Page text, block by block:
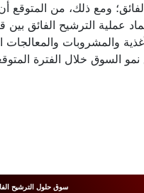
ومع ذلك، من المتوقع
عملية الترشيح الفائق
والمشروبات والمعالجات
السوق خلال الفترة
سوق حلول الترشيح